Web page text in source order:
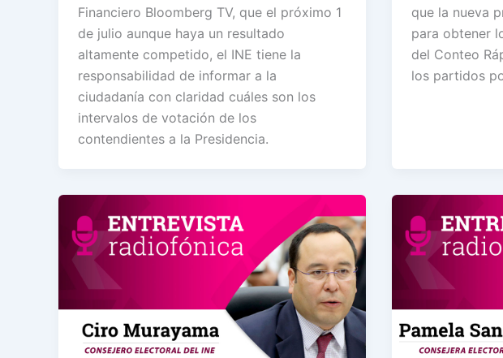
Financiero Bloomberg TV, que el próximo 1
de julio aunque haya un resultado
altamente competido, el INE tiene la
responsabilidad de informar a la
ciudadanía con claridad cuáles son los
intervalos de votación de los
contendientes a la Presidencia.
que la nueva
para obtener
del Conteo
los partidos